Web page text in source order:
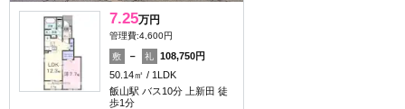
7.25万円
管理費:4,600円
敷 － 礼
108,750円
50.14㎡
1LDK
飯山駅 バス10分 上新田 徒
歩1分